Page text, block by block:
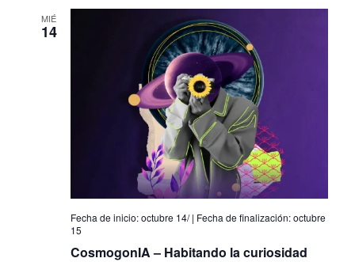
MIÉ
14
CosmogonIA – Habitando la curiosidad
octubre 14/
octubre
15